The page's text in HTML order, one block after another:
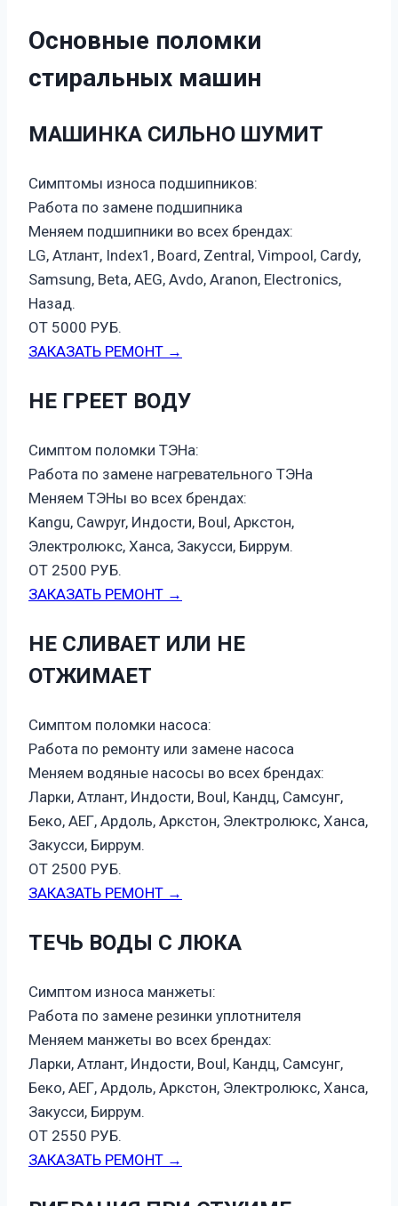
Основные поломки
стиральных машин
МАШИНКА СИЛЬНО ШУМИТ
Симптомы износа подшипников:
Работа по замене подшипника
Меняем подшипники во всех брендах:
LG, Атлант, Index1, Board, Zentral, Vimpool, Cardy,
Samsung, Beta, AEG, Avdo, Aranon, Electronics,
Назад.
ОТ 5000 РУБ.
ЗАКАЗАТЬ РЕМОНТ →
НЕ ГРЕЕТ ВОДУ
Симптом поломки ТЭНа:
Работа по замене нагревательного ТЭНа
Меняем ТЭНы во всех брендах:
Kangu, Cawpyr, Индости, Boul, Аркстон,
Электролюкс, Ханса, Закусси, Биррум.
ОТ 2500 РУБ.
ЗАКАЗАТЬ РЕМОНТ →
НЕ СЛИВАЕТ ИЛИ НЕ
ОТЖИМАЕТ
Симптом поломки насоса:
Работа по ремонту или замене насоса
Меняем водяные насосы во всех брендах:
Ларки, Атлант, Индости, Boul, Кандц, Самсунг,
Беко, АЕГ, Ардоль, Аркстон, Электролюкс, Ханса,
Закусси, Биррум.
ОТ 2500 РУБ.
ЗАКАЗАТЬ РЕМОНТ →
ТЕЧЬ ВОДЫ С ЛЮКА
Симптом износа манжеты:
Работа по замене резинки уплотнителя
Меняем манжеты во всех брендах:
Ларки, Атлант, Индости, Boul, Кандц, Самсунг,
Беко, АЕГ, Ардоль, Аркстон, Электролюкс, Ханса,
Закусси, Биррум.
ОТ 2550 РУБ.
ЗАКАЗАТЬ РЕМОНТ →